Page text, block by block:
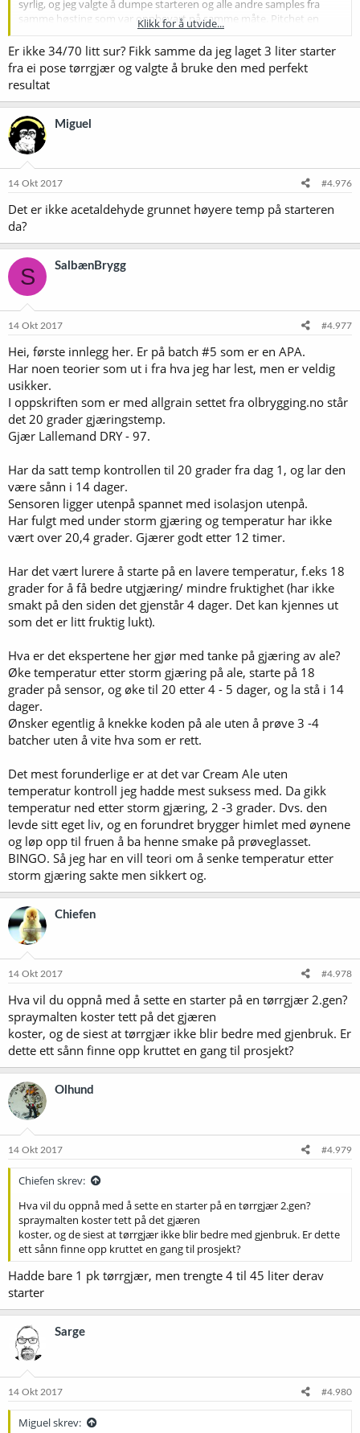
syrlig, og jeg valgte å dumpe starteren og alle andre samples fra
samme høsting som var oppbevart på samme måte. Pitchet en
pose tørrgjær W-34/70 istedenfor.
Nå lurer jeg: Er det noen måte å avsløre slik sur gjær på uten å kaste
bort tid, DME og gjærnæring?
Klikk for å utvide...
Er ikke 34/70 litt sur? Fikk samme da jeg laget 3 liter starter
fra ei pose tørrgjær og valgte å bruke den med perfekt
resultat
Miguel
14 Okt 2017 #4.976
Det er ikke acetaldehyde grunnet høyere temp på starteren
da?
S SalbænBrygg
14 Okt 2017 #4.977
Hei, første innlegg her. Er på batch #5 som er en APA.
Har noen teorier som ut i fra hva jeg har lest, men er veldig
usikker.
I oppskriften som er med allgrain settet fra olbrygging.no står
det 20 grader gjæringstemp.
Gjær Lallemand DRY - 97.
Har da satt temp kontrollen til 20 grader fra dag 1, og lar den
være sånn i 14 dager.
Sensoren ligger utenpå spannet med isolasjon utenpå.
Har fulgt med under storm gjæring og temperatur har ikke
vært over 20,4 grader. Gjærer godt etter 12 timer.
Har det vært lurere å starte på en lavere temperatur, f.eks 18
grader for å få bedre utgjæring/ mindre fruktighet (har ikke
smakt på den siden det gjenstår 4 dager. Det kan kjennes ut
som det er litt fruktig lukt).
Hva er det ekspertene her gjør med tanke på gjæring av ale?
Øke temperatur etter storm gjæring på ale, starte på 18
grader på sensor, og øke til 20 etter 4 - 5 dager, og la stå i 14
dager.
Ønsker egentlig å knekke koden på ale uten å prøve 3 -4
batcher uten å vite hva som er rett.
Det mest forunderlige er at det var Cream Ale uten
temperatur kontroll jeg hadde mest suksess med. Da gikk
temperatur ned etter storm gjæring, 2 -3 grader. Dvs. den
levde sitt eget liv, og en forundret brygger himlet med øynene
og løp opp til fruen å ba henne smake på prøveglasset.
BINGO. Så jeg har en vill teori om å senke temperatur etter
storm gjæring sakte men sikkert og.
Chiefen
14 Okt 2017 #4.978
Hva vil du oppnå med å sette en starter på en tørrgjær 2.gen?
spraymalten koster tett på det gjæren
koster, og de siest at tørrgjær ikke blir bedre med gjenbruk. Er
dette ett sånn finne opp kruttet en gang til prosjekt?
Olhund
14 Okt 2017 #4.979
Chiefen skrev:
Hva vil du oppnå med å sette en starter på en tørrgjær 2.gen?
spraymalten koster tett på det gjæren
koster, og de siest at tørrgjær ikke blir bedre med gjenbruk. Er dette
ett sånn finne opp kruttet en gang til prosjekt?
Hadde bare 1 pk tørrgjær, men trengte 4 til 45 liter derav
starter
Sarge
14 Okt 2017 #4.980
Miguel skrev: